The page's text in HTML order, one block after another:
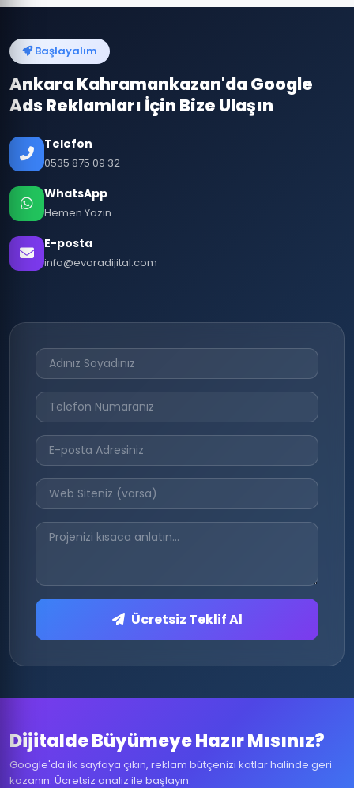
Başlayalım
Ankara Kahramankazan'da Google
Ads Reklamları İçin Bize Ulaşın
Telefon
0535 875 09 32
WhatsApp
Hemen Yazın
E-posta
info@evoradijital.com
Ücretsiz Teklif Al
Dijitalde Büyümeye Hazır Mısınız?
Google'da ilk sayfaya çıkın, reklam bütçenizi katlar halinde geri
kazanın. Ücretsiz analiz ile başlayın.